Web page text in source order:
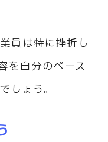
員は特に挫折し
を自分のペース
しょう。